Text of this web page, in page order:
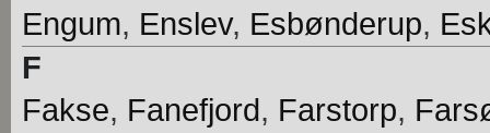
Engum, Enslev, Esbønderup,
F
Fakse, Fanefjord, Farstorp,